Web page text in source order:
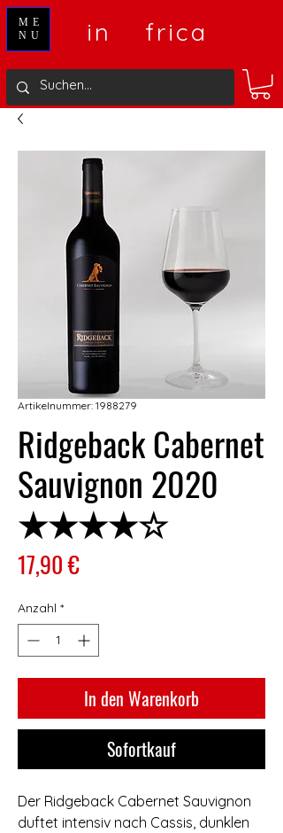
in frica
ME
NU
Artikelnummer: 1988279
Ridgeback Cabernet
Sauvignon 2020
★★★★☆
17,90 €Preis
Anzahl *
In den Warenkorb
Sofortkauf
Der Ridgeback Cabernet Sauvignon
duftet intensiv nach Cassis‚ dunklen